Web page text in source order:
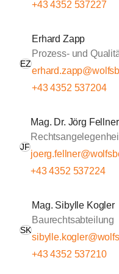
+43 4352 537227
EZ
Erhard Zapp
Prozess- und
+43 4352 537204
JF
Mag. Dr. Jörg Fellner
+43 4352 537224
SK
Mag. Sibylle Kogler
Baurechtsabteilung
+43 4352 537210